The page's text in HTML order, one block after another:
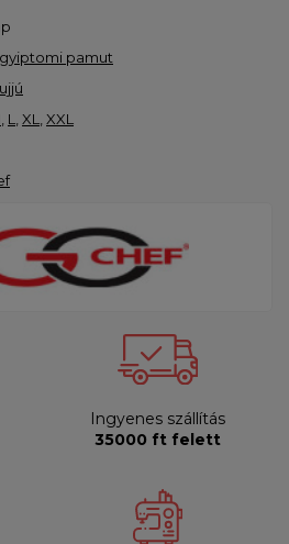
pamut
L XL
XXL
Ingyenes szállítás
35000 ft felett